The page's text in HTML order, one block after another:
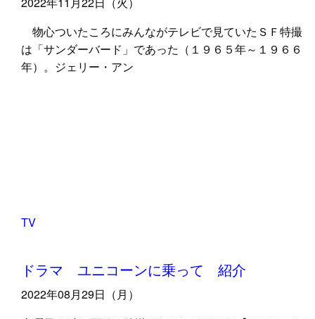
物心ついたころにみんながテレビで見ていたＳＦ特撮
は「サンダーバード」であった（１９６５年～１９６６
年）。ジェリー・アン
TV
ドラマ ユニコーンに乗って 紹介
2022年08月29日（月）